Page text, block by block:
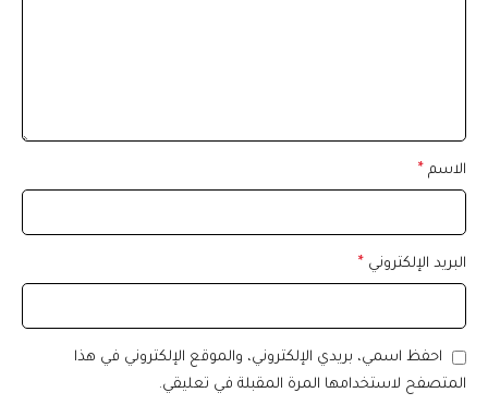
الاسم *
البريد الإلكتروني *
احفظ اسمي، بريدي الإلكتروني، والموقع الإلكتروني في هذا
المتصفح لاستخدامها المرة المقبلة في تعليقي.